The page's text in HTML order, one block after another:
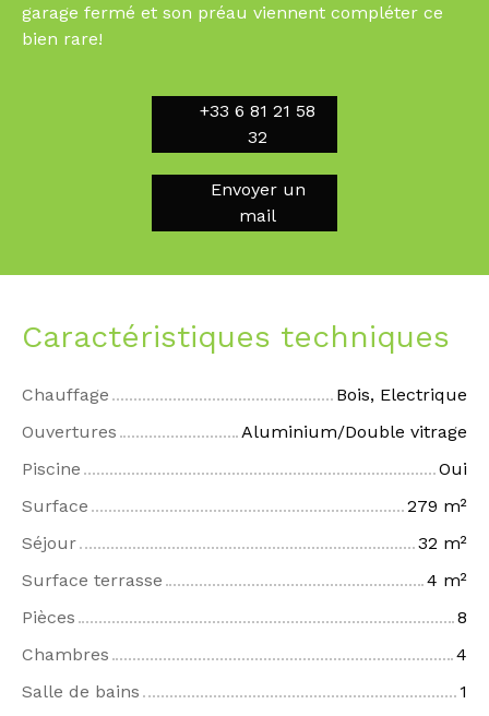
garage fermé et son préau viennent compléter ce
bien rare!
+33 6 81 21 58
32
Envoyer un
mail
Caractéristiques techniques
Chauffage
Bois, Electrique
Ouvertures
Aluminium/Double vitrage
Piscine
Oui
Surface
279 m²
Séjour
32 m²
Surface terrasse
4 m²
Pièces
8
Chambres
4
Salle de bains
1